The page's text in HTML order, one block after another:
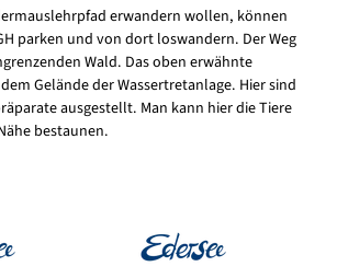
erwandern wollen, können
parken und von dort loswandern. Der Weg
Wald. Das oben erwähnte
Gelände der Wassertretanlage. Hier sind
ausgestellt. Man kann hier die Tiere
bestaunen.